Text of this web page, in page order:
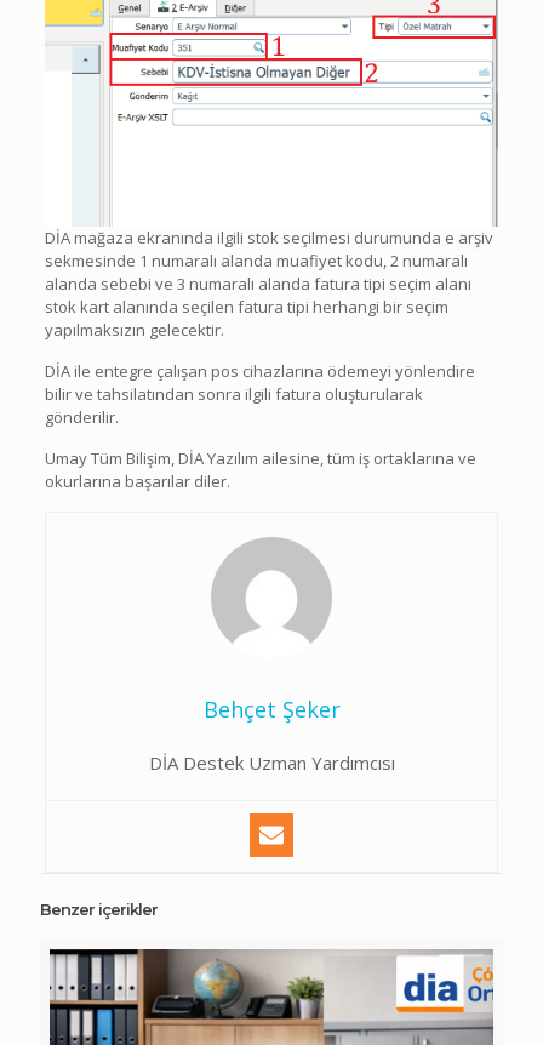
DİA mağaza ekranında ilgili stok seçilmesi durumunda e arşiv
sekmesinde 1 numaralı alanda muafiyet kodu, 2 numaralı
alanda sebebi ve 3 numaralı alanda fatura tipi seçim alanı
stok kart alanında seçilen fatura tipi herhangi bir seçim
yapılmaksızın gelecektir.
DİA ile entegre çalışan pos cihazlarına ödemeyi yönlendire
bilir ve tahsilatından sonra ilgili fatura oluşturularak
gönderilir.
Umay Tüm Bilişim, DİA Yazılım ailesine, tüm iş ortaklarına ve
okurlarına başarılar diler.
Behçet Şeker
DİA Destek Uzman Yardımcısı
Benzer içerikler